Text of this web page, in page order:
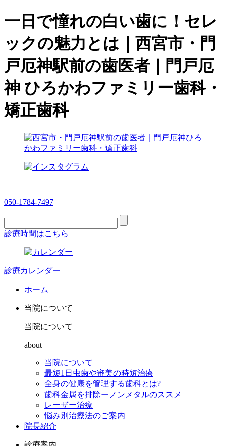
一日で憧れの白い歯に！セレ
ックの魅力とは｜西宮市・門
戸厄神駅前の歯医者｜門戸厄
神 ひろかわファミリー歯科・
矯正歯科
050-1784-7497
診療時間はこちら
診療カレンダー
ホーム
当院について
当院について
about
当院について
最短1日虫歯や審美の時短治療
全身の健康を管理する歯科とは?
歯科金属を排除ーノンメタルのススメ
レーザー治療
悩み別治療法のご案内
院長紹介